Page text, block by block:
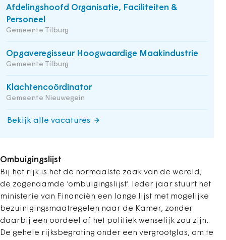
Afdelingshoofd Organisatie, Faciliteiten &
Personeel
Gemeente Tilburg
Opgaveregisseur Hoogwaardige Maakindustrie
Gemeente Tilburg
Klachtencoördinator
Gemeente Nieuwegein
Bekijk alle vacatures
Ombuigingslijst
Bij het rijk is het de normaalste zaak van de wereld,
de zogenaamde ‘ombuigingslijst’. Ieder jaar stuurt het
ministerie van Financiën een lange lijst met mogelijke
bezuinigingsmaatregelen naar de Kamer, zonder
daarbij een oordeel of het politiek wenselijk zou zijn.
De gehele rijksbegroting onder een vergrootglas, om te